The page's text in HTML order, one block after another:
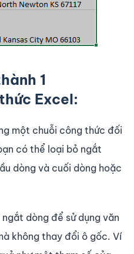
1
Excel:
một chuỗi công thức đối
có thể loại bỏ ngắt
dòng và cuối dòng hoặc
dòng để sử dụng văn
không thay đổi ô gốc. Ví